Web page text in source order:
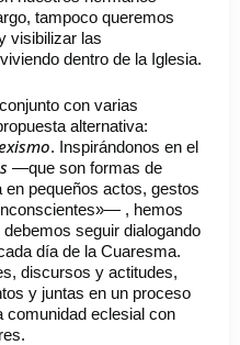
tampoco queremos
visibilizar las
dentro de la Iglesia.
con varias
alternativa:
. Inspirándonos en el
—que son formas de
pequeños actos, gestos
, hemos
seguir dialogando
día de la Cuaresma.
discursos y actitudes,
y juntas en un proceso
comunidad eclesial con